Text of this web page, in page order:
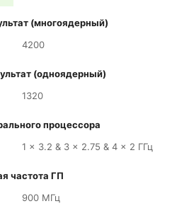
(многоядерный)
4200
(одноядерный)
1320
процессора
1 x 3.2 & 3 x 2.75 & 4 x 2 ГГц
частота ГП
900 МГц